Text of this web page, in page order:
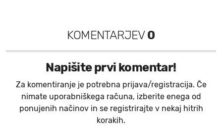
KOMENTARJEV0
Napišite prvi komentar!
Za komentiranje je potrebna prijava/registracija. Če
nimate uporabniškega računa, izberite enega od
ponujenih načinov in se registrirajte v nekaj hitrih
korakih.